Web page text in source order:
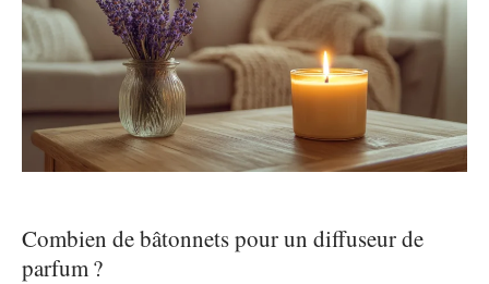
Combien de bâtonnets pour un diffuseur de
parfum ?